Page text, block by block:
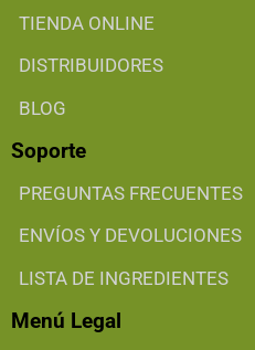
TIENDA ONLINE
DISTRIBUIDORES
BLOG
Soporte
PREGUNTAS FRECUENTES
ENVÍOS Y DEVOLUCIONES
LISTA DE INGREDIENTES
Menú Legal